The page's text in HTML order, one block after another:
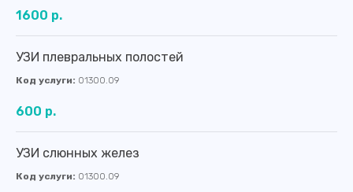
1600 р.
УЗИ плевральных полостей
Код услуги: 01300.09
600 р.
УЗИ слюнных желез
Код услуги: 01300.09